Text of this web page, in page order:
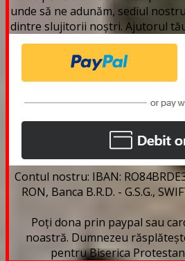
unde să ne adunăm, sediul
dintre slujitorii noștri. Ajutorul
Contul nostru: IBAN:
RON, Banca B.R.D. - G.S.G.,
Poți dona prin paypal sau
noastră. Dumnezeu
pentru Biserica